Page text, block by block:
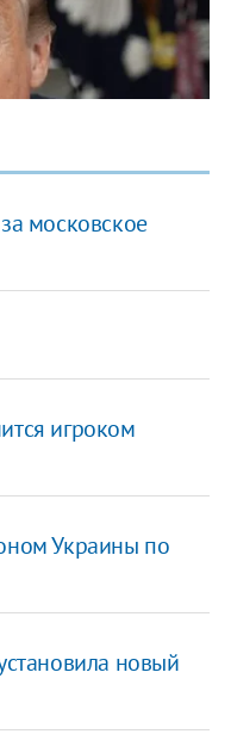
московское
игроком
Украины по
новый